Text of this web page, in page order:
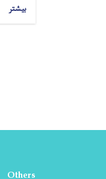
بیشتر
Others